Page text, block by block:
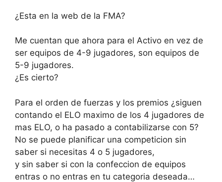
¿Esta en la web de la FMA?
Me cuentan que ahora para el Activo en vez de
ser equipos de 4-9 jugadores, son equipos de
5-9 jugadores.
¿Es cierto?
Para el orden de fuerzas y los premios ¿siguen
contando el ELO maximo de los 4 jugadores de
mas ELO, o ha pasado a contabilizarse con 5?
No se puede planificar una competicion sin
saber si necesitas 4 o 5 jugadores,
y sin saber si con la confeccion de equipos
entras o no entras en tu categoria deseada…